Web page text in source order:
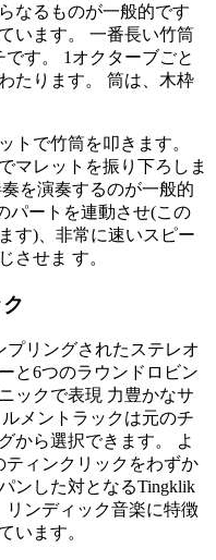
なるものが一般的です
います。 一番長い竹筒
す。 1オクターブごと
たります。 筒は、木枠
トで竹筒を叩きます。
マレットを振り下ろしま
を演奏するのが一般的
パートを連動させ(この
す)、非常に速いスピー
させま す。
プリングされたステレオ
と6つのラウンドロビン
ックで表現 力豊かなサ
メントラックは元のチ
から選択できます。 よ
ティンクリックをわずか
ンした対となるTingklik
リンディック音楽に特徴
います。